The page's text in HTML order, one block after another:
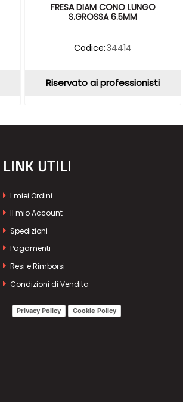
FRESA DIAM CONO LUNGO
S.GROSSA 6.5MM
Codice:34414
Riservato ai professionisti
LINK UTILI
I miei Ordini
Il mio Account
Spedizioni
Pagamenti
Resi e Rimborsi
Condizioni di Vendita
Privacy Policy Cookie Policy